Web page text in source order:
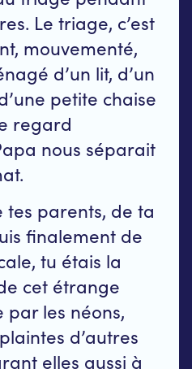
Le triage, c’est
mouvementé,
d’un lit, d’un
petite chaise
regard
nous séparait
parents, de ta
finalement de
tu étais la
cet étrange
par les néons,
d’autres
elles aussi à